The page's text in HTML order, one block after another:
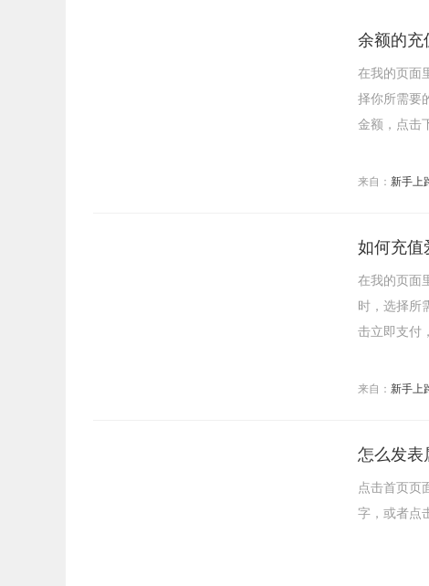
余额的充
在我的页面
择你所需要
金额，点击
来自： 新手上
如何充值
在我的页面
时，选择所
击立即支付
来自： 新手上
怎么发表
点击首页页
字，或者点